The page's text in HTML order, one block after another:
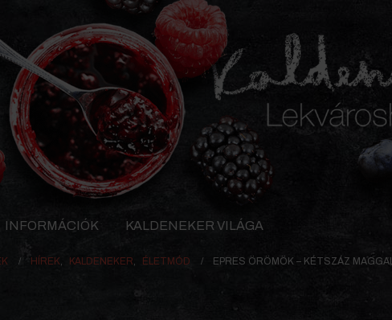
INFORMÁCIÓK KALDENEKER VILÁGA
HÍREK KALDENEKER ÉLETMÓD EPRES ÖRÖMÖK – KÉTSZÁZ MAGGAL